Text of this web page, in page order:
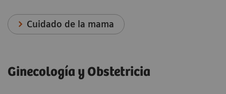
Cuidado de la mama
Ginecología y Obstetricia